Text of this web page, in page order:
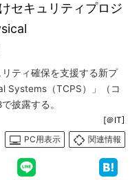
セキュリティプロジ
ティ確保を支援する新プ
Systems（TCPS）」（コ
披露する。
[＠IT]
PC用表示
関連情報